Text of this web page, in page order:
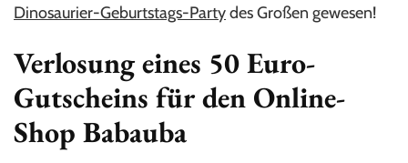
Dinosaurier-Geburtstags-Partydes Großen gewesen!
Verlosung eines 50 Euro-
Gutscheins für den Online-
Shop Babauba